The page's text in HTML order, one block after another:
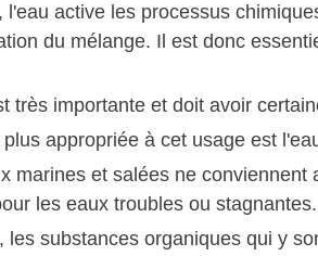
l'eau active les processus
du mélange. Il est donc
très importante et doit avoir
appropriée à cet usage est
marines et salées ne conviennent
les eaux troubles ou stagnantes.
les substances organiques qui y